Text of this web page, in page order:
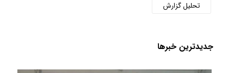
تحلیل گزارش
جدید‌ترین خبر‌ها